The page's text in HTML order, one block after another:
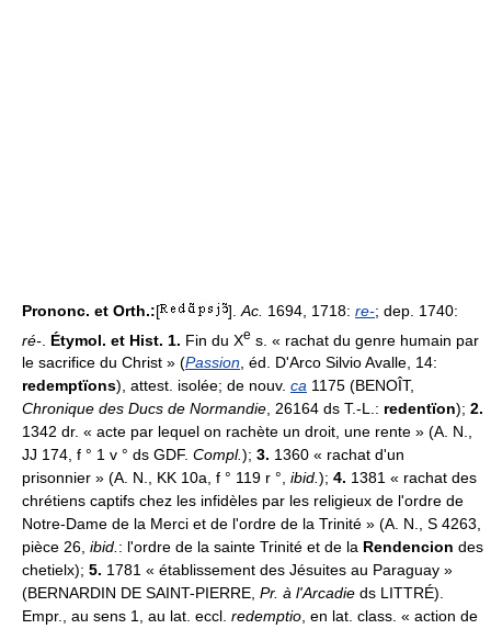
Prononc. et Orth.:[ ]. Ac. 1694, 1718: re-; dep. 1740:
ré- Étymol. et Hist. 1. Fin du Xe s. « rachat du genre humain par
le sacrifice du Christ » (Passion, éd. D'Arco Silvio Avalle, 14:
redemptïons), attest. isolée; de nouv. ca 1175 (BENOÎT,
Chronique des Ducs de Normandie, 26164 ds T.-L.: redentïon); 2.
1342 dr. « acte par lequel on rachète un droit, une rente » (A. N.,
JJ 174, f ° 1 v ° ds GDF. Compl.); 3. 1360 « rachat d'un
prisonnier » (A. N., KK 10a, f ° 119 r °, ibid.); 4. 1381 « rachat des
chrétiens captifs chez les infidèles par les religieux de l'ordre de
Notre-Dame de la Merci et de l'ordre de la Trinité » (A. N., S 4263,
pièce 26, ibid.: l'ordre de la sainte Trinité et de la Rendencion des
chetielx); 5. 1781 « établissement des Jésuites au Paraguay »
(BERNARDIN DE SAINT-PIERRE, Pr. à l'Arcadie ds LITTRÉ).
Empr., au sens 1, au lat. eccl. redemptio, en lat. class. « action de